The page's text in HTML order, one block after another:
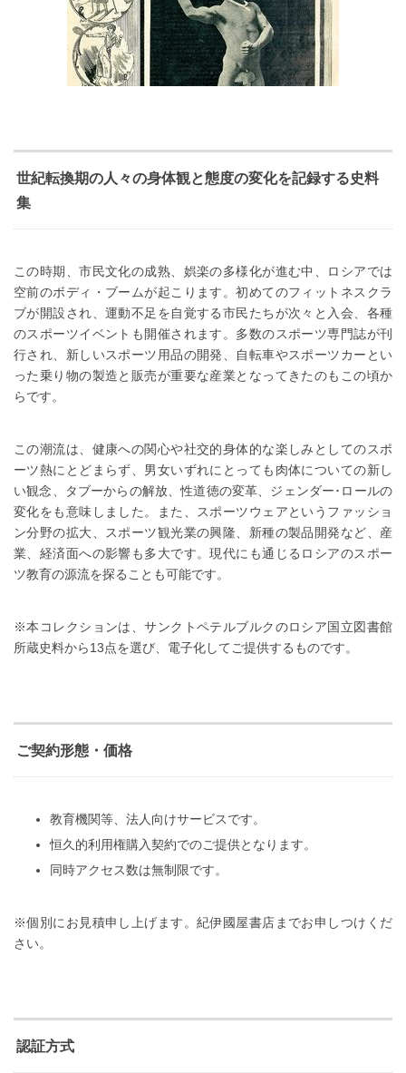
世紀転換期の人々の身体観と態度の変化を記録する史料
集
この時期、市民文化の成熟、娯楽の多様化が進む中、ロシアでは
空前のボディ・ブームが起こります。初めてのフィットネスクラ
ブが開設され、運動不足を自覚する市民たちが次々と入会、各種
のスポーツイベントも開催されます。多数のスポーツ専門誌が刊
行され、新しいスポーツ用品の開発、自転車やスポーツカーとい
った乗り物の製造と販売が重要な産業となってきたのもこの頃か
らです。
この潮流は、健康への関心や社交的身体的な楽しみとしてのスポ
ーツ熱にとどまらず、男女いずれにとっても肉体についての新し
い観念、タブーからの解放、性道徳の変革、ジェンダー･ロールの
変化をも意味しました。また、スポーツウェアというファッショ
ン分野の拡大、スポーツ観光業の興隆、新種の製品開発など、産
業、経済面への影響も多大です。現代にも通じるロシアのスポー
ツ教育の源流を探ることも可能です。
※本コレクションは、サンクトペテルブルクのロシア国立図書館
所蔵史料から13点を選び、電子化してご提供するものです。
ご契約形態・価格
教育機関等、法人向けサービスです。
恒久的利用権購入契約でのご提供となります。
同時アクセス数は無制限です。
※個別にお見積申し上げます。紀伊國屋書店までお申しつけくだ
さい。
認証方式